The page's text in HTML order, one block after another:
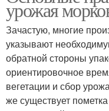
урожая
Зачастую, многие
указывают
обратной стороны
ориентировочное
вегетации и сбор
же существует